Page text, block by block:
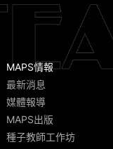
MAPS情報
最新消息
媒體報導
MAPS出版
種子教師工作坊